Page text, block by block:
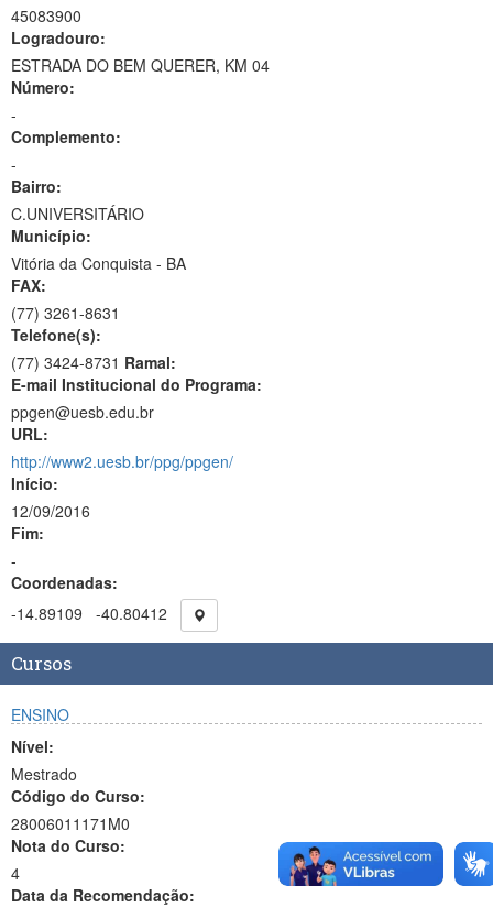
45083900
Logradouro:
ESTRADA DO BEM QUERER, KM 04
Número:
-
Complemento:
-
Bairro:
C.UNIVERSITÁRIO
Município:
Vitória da Conquista - BA
FAX:
(77) 3261-8631
Telefone(s):
(77) 3424-8731 Ramal:
E-mail Institucional do Programa:
ppgen@uesb.edu.br
URL:
http://www2.uesb.br/ppg/ppgen/
Início:
12/09/2016
Fim:
-
Coordenadas:
-14.89109
-40.80412
Cursos
ENSINO
Nível:
Mestrado
Código do Curso:
28006011171M0
Nota do Curso:
4
Data da Recomendação: